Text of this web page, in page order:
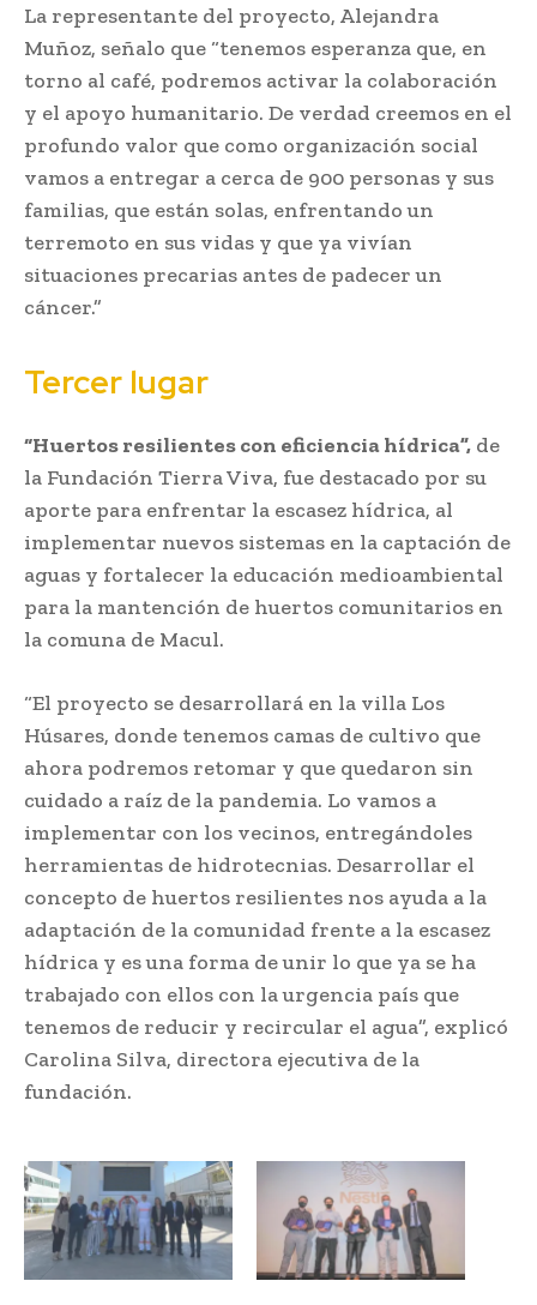
La representante del proyecto, Alejandra
Muñoz, señalo que “tenemos esperanza que, en
torno al café, podremos activar la colaboración
y el apoyo humanitario. De verdad creemos en el
profundo valor que como organización social
vamos a entregar a cerca de 900 personas y sus
familias, que están solas, enfrentando un
terremoto en sus vidas y que ya vivían
situaciones precarias antes de padecer un
cáncer.”
Tercer lugar
“Huertos resilientes con eficiencia hídrica”, de
la Fundación Tierra Viva, fue destacado por su
aporte para enfrentar la escasez hídrica, al
implementar nuevos sistemas en la captación de
aguas y fortalecer la educación medioambiental
para la mantención de huertos comunitarios en
la comuna de Macul.
“El proyecto se desarrollará en la villa Los
Húsares, donde tenemos camas de cultivo que
ahora podremos retomar y que quedaron sin
cuidado a raíz de la pandemia. Lo vamos a
implementar con los vecinos, entregándoles
herramientas de hidrotecnias. Desarrollar el
concepto de huertos resilientes nos ayuda a la
adaptación de la comunidad frente a la escasez
hídrica y es una forma de unir lo que ya se ha
trabajado con ellos con la urgencia país que
tenemos de reducir y recircular el agua”, explicó
Carolina Silva, directora ejecutiva de la
fundación.